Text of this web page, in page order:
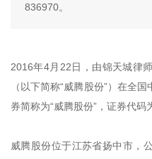
836970。
2016年4月22日，由锦天城律
（以下简称“威腾股份”）在全
券简称为“威腾股份”，证券代码
威腾股份位于江苏省扬中市，